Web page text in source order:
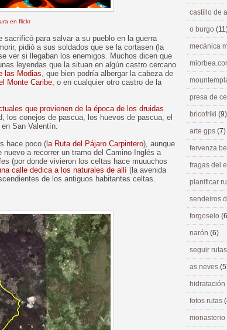
en flickr
para salvar a su pueblo en la guerra
pidió a sus soldados que se la cortasen (la
ver si llegaban los enemigos. Muchos dicen que
leyendas que la situan en algún castro cercano
las Modias, que bien podría albergar la cabeza de
Monte Caribe, o en cualquier otro castro de la
que provienen de la época de los druidas
los conejos de pascua, los huevos de pascua, el
San Valentín.
hace poco ( la Ruta del Pájaro Carpintero), aunque
a recorrer un tramo del Camino Inglés a
(por donde vivieron los celtas hace muuuchos
calle dedica a los naturales de allí (la avenida
de los antiguos habitantes celtas.
castillo de
o burgo
mecánica
presa de
bricofriki (9)
arte gps (7)
fervenza
fragas del
planificar
sendeiros
forgoselo
narón (6)
seguir
as neves
hidratación
fotos rutas